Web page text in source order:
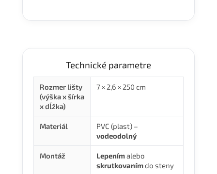
Technické parametre
Rozmer lišty
(výška x šírka
x dĺžka)
7 × 2,6 × 250 cm
Materiál
PVC (plast) –
vodeodolný
Montáž Lepenímalebo
skrutkovanímdo steny